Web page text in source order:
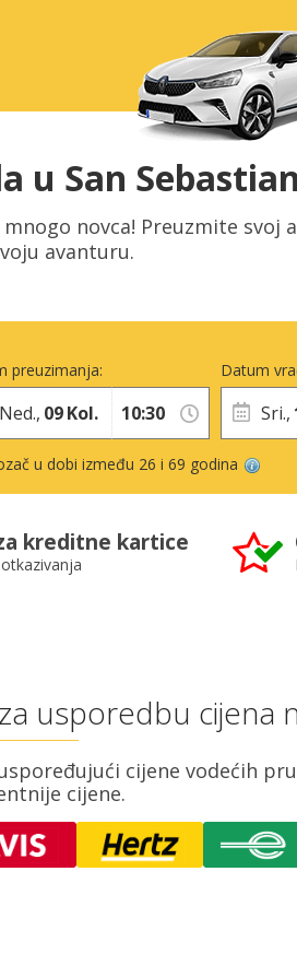
u San
novca! Preuzmite svoj
avanturu.
preuzimanja:
Ned., 09Kol.
Datum
Sri.,
u dobi između 26 i 69 godina
kreditne kartice
usporedbu cijena
cijene vodećih
cijene.